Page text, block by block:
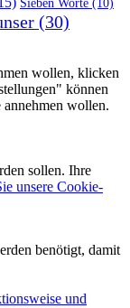
Sieben Worte (10)
(30)
wollen, klicken
können
wollen.
sollen. Ihre
unsere Cookie-
benötigt, damit
und